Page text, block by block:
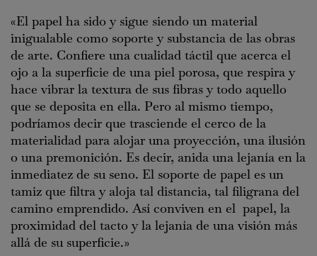
«El papel ha sido y sigue siendo un material
inigualable como soporte y substancia de las obras
de arte. Confiere una cualidad táctil que acerca el
ojo a la superficie de una piel porosa, que respira y
hace vibrar la textura de sus fibras y todo aquello
que se deposita en ella. Pero al mismo tiempo,
podríamos decir que trasciende el cerco de la
materialidad para alojar una proyección, una ilusión
o una premonición. Es decir, anida una lejanía en la
inmediatez de su seno. El soporte de papel es un
tamiz que filtra y aloja tal distancia, tal filigrana del
camino emprendido. Así conviven en el papel, la
proximidad del tacto y la lejanía de una visión más
allá de su superficie.»